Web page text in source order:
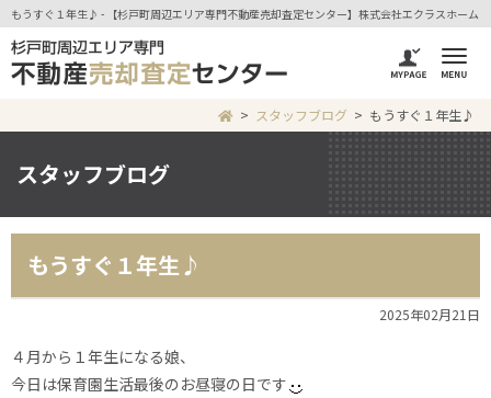
もうすぐ１年生♪ - 【杉戸町周辺エリア専門不動産売却査定センター】株式会社エクラスホーム
スタッフブログ もうすぐ１年生♪
スタッフブログ
もうすぐ１年生♪
2025年02月21日
４月から１年生になる娘、
今日は保育園生活最後のお昼寝の日です